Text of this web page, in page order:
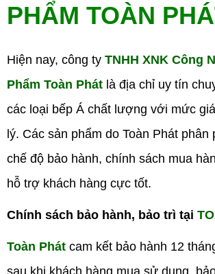
PHẨM TOÀN
Hiện nay, công ty TNHH XNK Công
Phẩm Toàn Phát là địa chỉ uy tín
các loại bếp Á chất lượng với mức
lý. Các sản phẩm do Toàn Phát phân
chế độ bảo hành, chính sách mua
hỗ trợ khách hàng cực tốt.
Chính sách bảo hành, bảo trì tại
Toàn Phát cam kết bảo hành 12
sau khi khách hàng mua sử dụng,